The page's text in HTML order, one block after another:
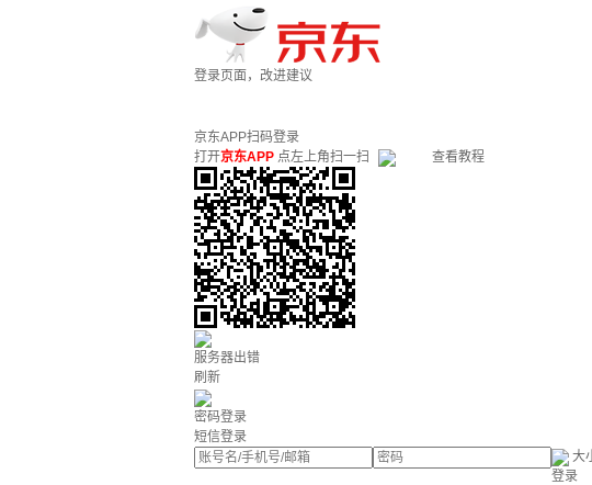
登录页面，改进建议
京东APP扫码登录
打开京东APP 点左上角扫一扫 查看教程
服务器出错
刷新
密码登录
短信登录
大
登录